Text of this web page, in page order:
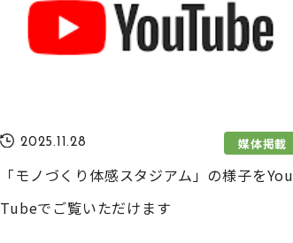
2025.11.28 媒体掲載
「モノづくり体感スタジアム」の様子をYou
Tubeでご覧いただけます